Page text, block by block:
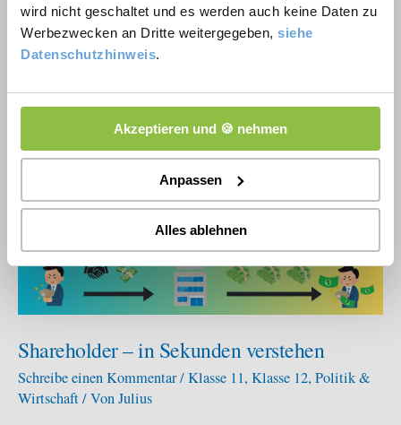
wird nicht geschaltet und es werden auch keine Daten zu
Werbezwecken an Dritte weitergegeben, siehe
Datenschutzhinweis.
Akzeptieren und 🍪 nehmen
Anpassen
Alles ablehnen
dich in Politik & Wirtschaft zu
verbessern.
Shareholder – in Sekunden verstehen
Schreibe einen Kommentar/Klasse 11, Klasse 12, Politik &
Wirtschaft/ VonJulius